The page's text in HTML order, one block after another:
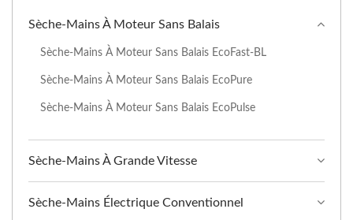
Sèche-Mains À Moteur Sans Balais
Sèche-Mains À Moteur Sans Balais EcoFast-BL
Sèche-Mains À Moteur Sans Balais EcoPure
Sèche-Mains À Moteur Sans Balais EcoPulse
Sèche-Mains À Grande Vitesse
Sèche-Mains Électrique Conventionnel